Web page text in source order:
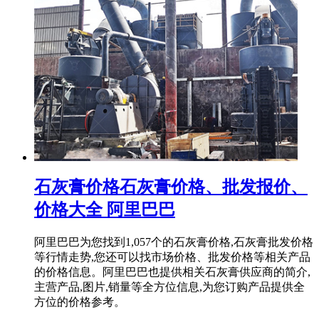
石灰膏价格石灰膏价格、批发报价、
价格大全 阿里巴巴
阿里巴巴为您找到1,057个的石灰膏价格,石灰膏批发价格
等行情走势,您还可以找市场价格、批发价格等相关产品
的价格信息。阿里巴巴也提供相关石灰膏供应商的简介,
主营产品,图片,销量等全方位信息,为您订购产品提供全
方位的价格参考。